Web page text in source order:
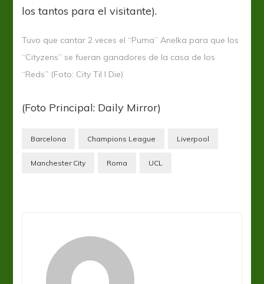
los tantos para el visitante).
Tuvo que cantar 2 veces el “Puma” Anelka para que los
“Cityzens” se fueran ganadores de la casa de los
“Reds” (Foto: City Til I Die)
(Foto Principal: Daily Mirror)
Barcelona Champions League Liverpool
Manchester City Roma UCL